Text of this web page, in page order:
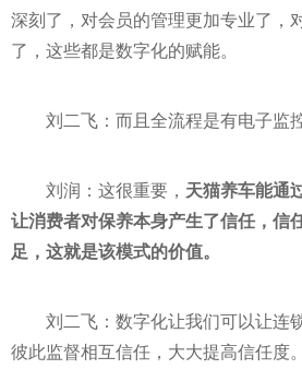
深刻了，对会员的管理更加专业了，
了，这些都是数字化的赋能。
刘二飞：而且全流程是有电子监
刘润：这很重要， 天猫养车能通
让消费者对保养本身产生了信任，信
足，这就是该模式的价值。
刘二飞：数字化让我们可以让连
彼此监督相互信任， 大大提高信任度